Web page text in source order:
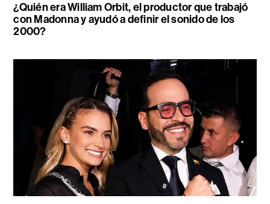
¿Quién era William Orbit, el productor que trabajó
con Madonna y ayudó a definir el sonido de los
2000?